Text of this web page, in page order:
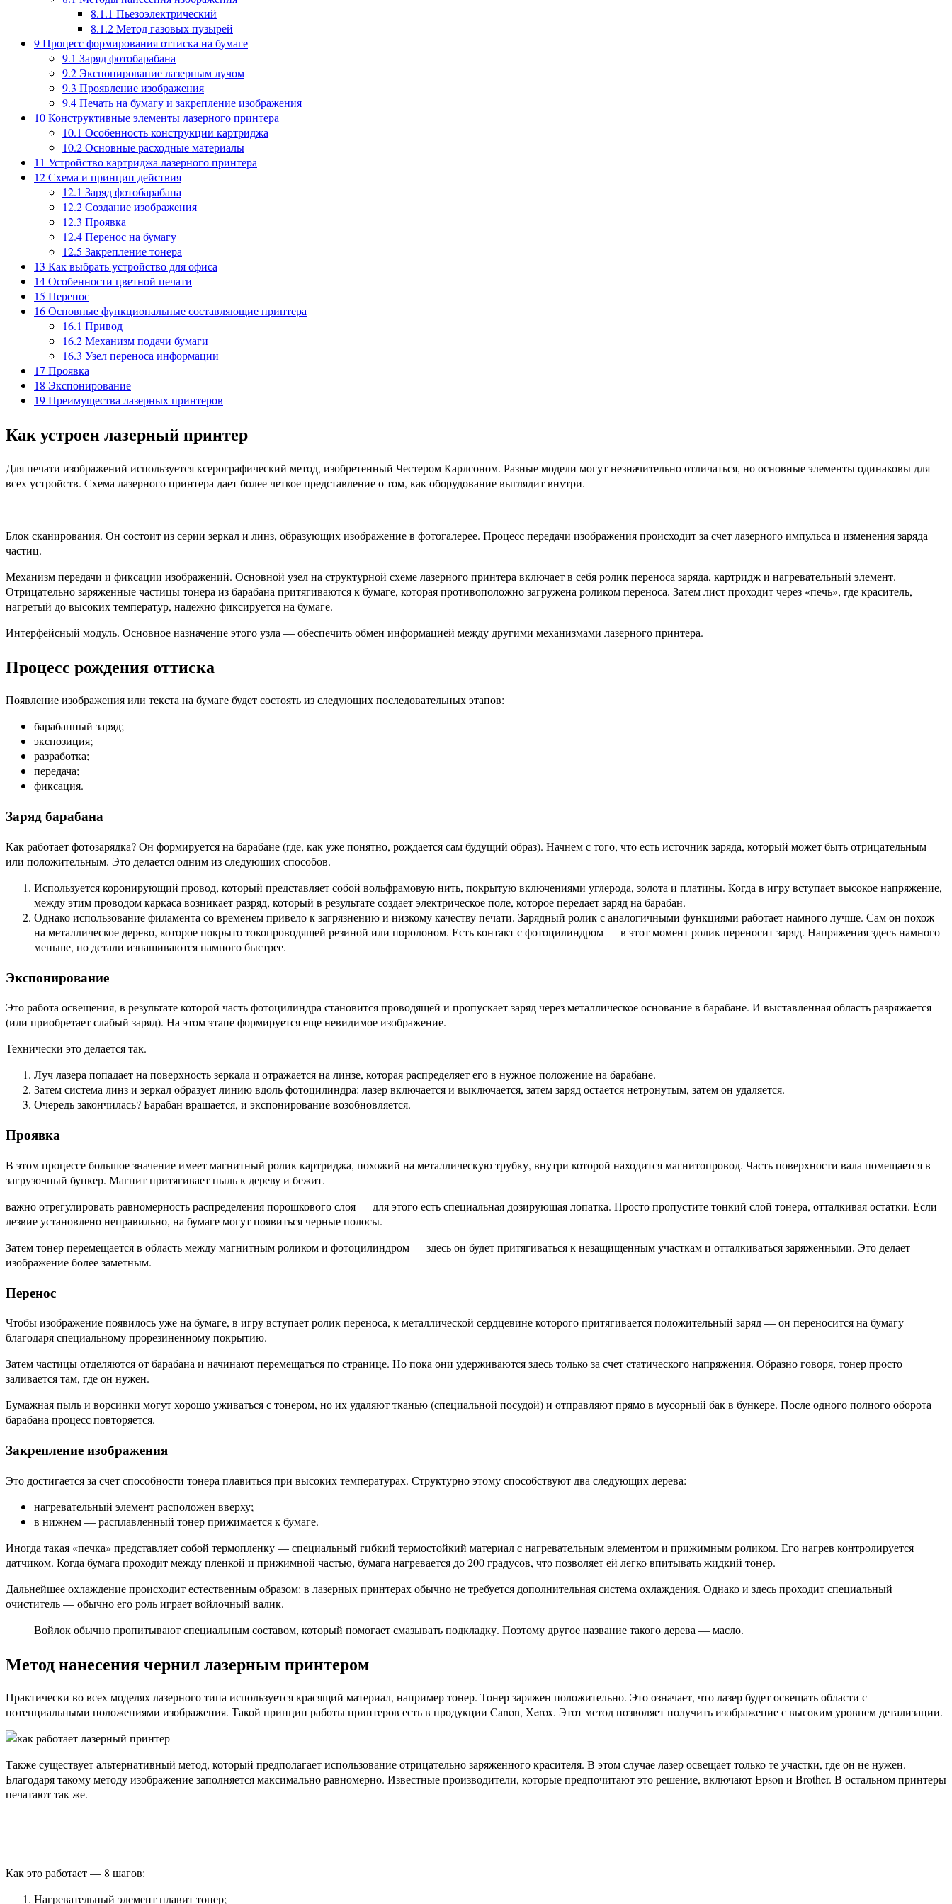
8.1.1 Пьезоэлектрический
8.1.2Метод газовых пузырей
9Процесс формирования оттиска на бумаге
9.1 Заряд фотобарабана
9.2Экспонирование лазерным лучом
9.3 Проявление изображения
9.4Печать на бумагу и закрепление изображения
10Конструктивные элементы лазерного принтера
10.1 Особенность конструкции картриджа
10.2Основные расходные материалы
11 Устройство картриджа лазерного принтера
12Схема и принцип действия
12.1 Заряд фотобарабана
12.2Создание изображения
12.3 Проявка
12.4Перенос на бумагу
12.5 Закрепление тонера
13 Как выбрать устройство для офиса
14Особенности цветной печати
15 Перенос
16Основные функциональные составляющие принтера
16.1 Привод
16.2Механизм подачи бумаги
16.3 Узел переноса информации
17 Проявка
18 Экспонирование
19Преимущества лазерных принтеров
Как устроен лазерный принтер
Для печати изображений используется ксерографический метод, изобретенный Честером Карлсоном. Разные модели могут незначительно отличаться, но основные элементы одинаковы для
всех устройств. Схема лазерного принтера дает более четкое представление о том, как оборудование выглядит внутри.
Блок сканирования. Он состоит из серии зеркал и линз, образующих изображение в фотогалерее. Процесс передачи изображения происходит за счет лазерного импульса и изменения заряда
частиц.
Механизм передачи и фиксации изображений. Основной узел на структурной схеме лазерного принтера включает в себя ролик переноса заряда, картридж и нагревательный элемент.
Отрицательно заряженные частицы тонера из барабана притягиваются к бумаге, которая противоположно загружена роликом переноса. Затем лист проходит через «печь», где краситель,
нагретый до высоких температур, надежно фиксируется на бумаге.
Интерфейсный модуль. Основное назначение этого узла — обеспечить обмен информацией между другими механизмами лазерного принтера.
Процесс рождения оттиска
Появление изображения или текста на бумаге будет состоять из следующих последовательных этапов:
барабанный заряд;
экспозиция;
разработка;
передача;
фиксация.
Заряд барабана
Как работает фотозарядка? Он формируется на барабане (где, как уже понятно, рождается сам будущий образ). Начнем с того, что есть источник заряда, который может быть отрицательным
или положительным. Это делается одним из следующих способов.
Используется коронирующий провод, который представляет собой вольфрамовую нить, покрытую включениями углерода, золота и платины. Когда в игру вступает высокое напряжение,
между этим проводом каркаса возникает разряд, который в результате создает электрическое поле, которое передает заряд на барабан.
Однако использование филамента со временем привело к загрязнению и низкому качеству печати. Зарядный ролик с аналогичными функциями работает намного лучше. Сам он похож
на металлическое дерево, которое покрыто токопроводящей резиной или поролоном. Есть контакт с фотоцилиндром — в этот момент ролик переносит заряд. Напряжения здесь намного
меньше, но детали изнашиваются намного быстрее.
Экспонирование
Это работа освещения, в результате которой часть фотоцилиндра становится проводящей и пропускает заряд через металлическое основание в барабане. И выставленная область разряжается
(или приобретает слабый заряд). На этом этапе формируется еще невидимое изображение.
Технически это делается так.
Луч лазера попадает на поверхность зеркала и отражается на линзе, которая распределяет его в нужное положение на барабане.
Затем система линз и зеркал образует линию вдоль фотоцилиндра: лазер включается и выключается, затем заряд остается нетронутым, затем он удаляется.
Очередь закончилась? Барабан вращается, и экспонирование возобновляется.
Проявка
В этом процессе большое значение имеет магнитный ролик картриджа, похожий на металлическую трубку, внутри которой находится магнитопровод. Часть поверхности вала помещается в
загрузочный бункер. Магнит притягивает пыль к дереву и бежит.
важно отрегулировать равномерность распределения порошкового слоя — для этого есть специальная дозирующая лопатка. Просто пропустите тонкий слой тонера, отталкивая остатки. Если
лезвие установлено неправильно, на бумаге могут появиться черные полосы.
Затем тонер перемещается в область между магнитным роликом и фотоцилиндром — здесь он будет притягиваться к незащищенным участкам и отталкиваться заряженными. Это делает
изображение более заметным.
Перенос
Чтобы изображение появилось уже на бумаге, в игру вступает ролик переноса, к металлической сердцевине которого притягивается положительный заряд — он переносится на бумагу
благодаря специальному прорезиненному покрытию.
Затем частицы отделяются от барабана и начинают перемещаться по странице. Но пока они удерживаются здесь только за счет статического напряжения. Образно говоря, тонер просто
заливается там, где он нужен.
Бумажная пыль и ворсинки могут хорошо уживаться с тонером, но их удаляют тканью (специальной посудой) и отправляют прямо в мусорный бак в бункере. После одного полного оборота
барабана процесс повторяется.
Закрепление изображения
Это достигается за счет способности тонера плавиться при высоких температурах. Структурно этому способствуют два следующих дерева:
нагревательный элемент расположен вверху;
в нижнем — расплавленный тонер прижимается к бумаге.
Иногда такая «печка» представляет собой термопленку — специальный гибкий термостойкий материал с нагревательным элементом и прижимным роликом. Его нагрев контролируется
датчиком. Когда бумага проходит между пленкой и прижимной частью, бумага нагревается до 200 градусов, что позволяет ей легко впитывать жидкий тонер.
Дальнейшее охлаждение происходит естественным образом: в лазерных принтерах обычно не требуется дополнительная система охлаждения. Однако и здесь проходит специальный
очиститель — обычно его роль играет войлочный валик.
Войлок обычно пропитывают специальным составом, который помогает смазывать подкладку. Поэтому другое название такого дерева — масло.
Метод нанесения чернил лазерным принтером
Практически во всех моделях лазерного типа используется красящий материал, например тонер. Тонер заряжен положительно. Это означает, что лазер будет освещать области с
потенциальными положениями изображения. Такой принцип работы принтеров есть в продукции Canon, Xerox. Этот метод позволяет получить изображение с высоким уровнем детализации.
Также существует альтернативный метод, который предполагает использование отрицательно заряженного красителя. В этом случае лазер освещает только те участки, где он не нужен.
Благодаря такому методу изображение заполняется максимально равномерно. Известные производители, которые предпочитают это решение, включают Epson и Brother. В остальном принтеры
печатают так же.
Как это работает — 8 шагов:
Нагревательный элемент плавит тонер;